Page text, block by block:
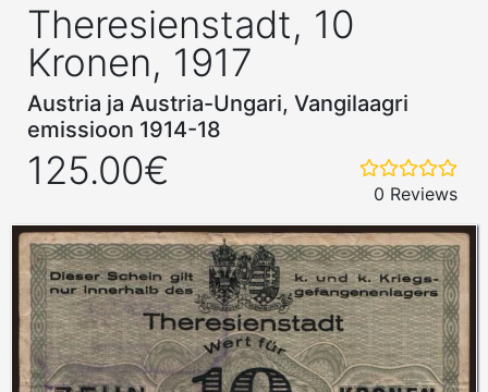
Theresienstadt, 10
Kronen, 1917
Austria ja Austria-Ungari, Vangilaagri
emissioon 1914-18
125.00€
0 Reviews